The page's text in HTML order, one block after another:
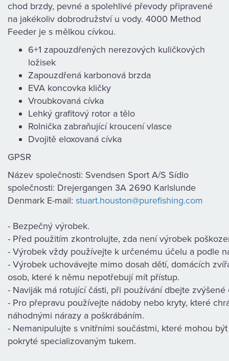
chod brzdy, pevné a spolehlivé převody připravené
na jakékoliv dobrodružství u vody. 4000 Method
Feeder je s mělkou cívkou.
6+1 zapouzdřených nerezových kuličkových
ložisek
Zapouzdřená karbonová brzda
EVA koncovka kličky
Vroubkovaná cívka
Lehký grafitový rotor a tělo
Rolnička zabraňující kroucení vlasce
Dvojitě eloxovaná cívka
GPSR
Název společnosti: Svendsen Sport A/S Sídlo
společnosti: Drejergangen 3A 2690 Karlslunde
Denmark E-mail: stuart.houston@purefishing.com
- Bezpečný výrobek.
- Před použitím zkontrolujte, zda není výrobek
- Výrobek vždy používejte k určenému účelu a podle
- Výrobek uchovávejte mimo dosah dětí, domácích
osob, které k němu nepotřebují mít přístup.
- Naviják má rotující části, při používání dbejte zvýšené
- Pro přepravu používejte nádoby nebo kryty, které
náhodnými nárazy a poškrábáním.
- Nemanipulujte s vnitřními součástmi, které mohou
pokryté specializovaným tukem.